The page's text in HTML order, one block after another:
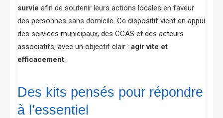
survie afin de soutenir leurs actions locales en faveur
des personnes sans domicile. Ce dispositif vient en appui
des services municipaux, des CCAS et des acteurs
associatifs, avec un objectif clair : agir vite et
efficacement.
Des kits pensés pour répondre
à l’essentiel